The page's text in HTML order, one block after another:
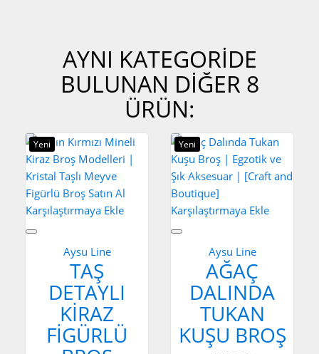
AYNI KATEGORIDE
BULUNAN DIĞER 8
ÜRÜN:
Yeni
Karşılaştırmaya Ekle
Aysu Line
TAŞ
DETAYLI
KIRAZ
FIGÜRLÜ
Yeni
Karşılaştırmaya Ekle
Aysu Line
AĞAÇ
DALINDA
TUKAN
KUŞU BROŞ